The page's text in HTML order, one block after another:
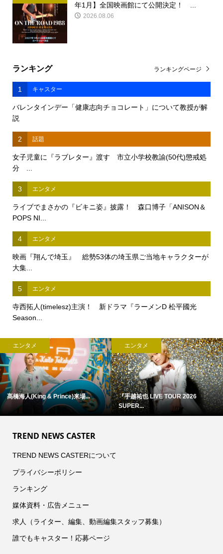
年1月】全国映画館にて公開決定！ ...
2026.08.06
ランキング
1 キャスター
バレンタインデー「健康志向チョコレート」について教授が解
説
2 話題
女子児童に『ラブレター』渡す 市立小学校教諭(50代)懲戒処
分 ...
3 エンタメ
ライブでまさかの『ビキニ姿』披露！ 森口博子「ANISON＆
POPS NI...
4 エンタメ
映画『翔んで埼玉』 総勢53体の埼玉県ご当地キャラクターが
大集...
5 エンタメ
寺西拓人(timelesz)主演！ 新ドラマ『ラーメンD 松平國光
Season...
ランキングページ
エンタメ
髙橋海人(King & Prince)来場...
エンタメ
『手越祐也 LIVE TOUR 2026
SUPER...
TREND NEWS CASTER
TREND NEWS CASTERについて
プライバシーポリシー
ランキング
媒体資料・広告メニュー
求人（ライター、編集、動画編集スタッフ募集）
誰でもキャスター！応募ページ